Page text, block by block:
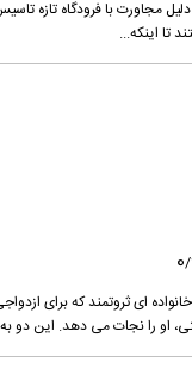
به 1347 خلاصه داستان: سال دلیل
تا اینکه...
0/
ای ثروتمند که برای
او را نجات می دهد. این دو